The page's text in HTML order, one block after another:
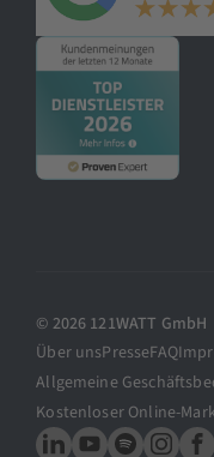
© 2026 121WATT GmbH
Über unsPresseFAQ
Allgemeine
Kostenloser Online-